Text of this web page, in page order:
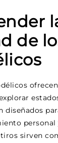
de
diseñados
personal
sirven